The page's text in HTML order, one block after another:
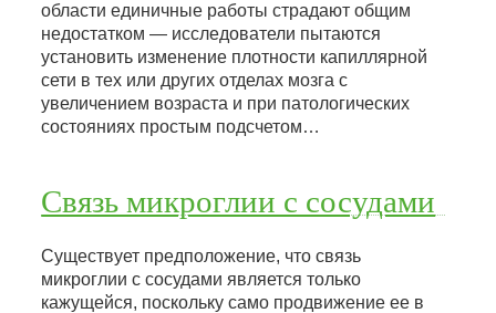
области единичные работы страдают общим
недостатком — исследователи пытаются
установить изменение плотности капиллярной
сети в тех или других отделах мозга с
увеличением возраста и при патологических
состояниях простым подсчетом…
Связь микроглии с сосудами
Существует предположение, что связь
микроглии с сосудами является только
кажущейся, поскольку само продвижение ее в